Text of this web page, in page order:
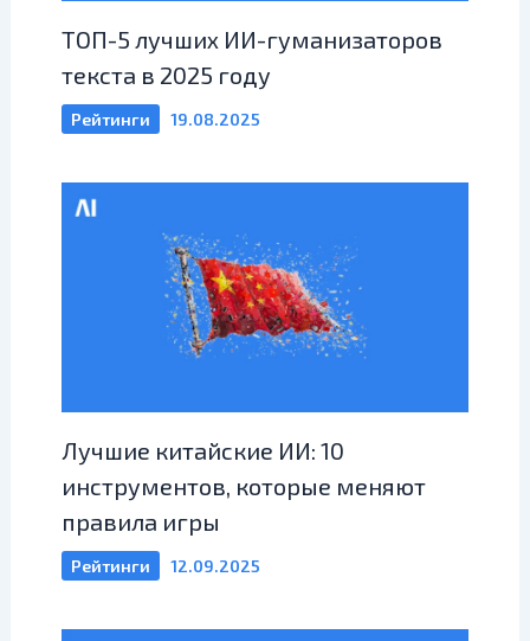
ТОП-5 лучших ИИ-гуманизаторов
текста в 2025 году
Рейтинги 19.08.2025
Лучшие китайские ИИ: 10
инструментов, которые меняют
правила игры
Рейтинги 12.09.2025